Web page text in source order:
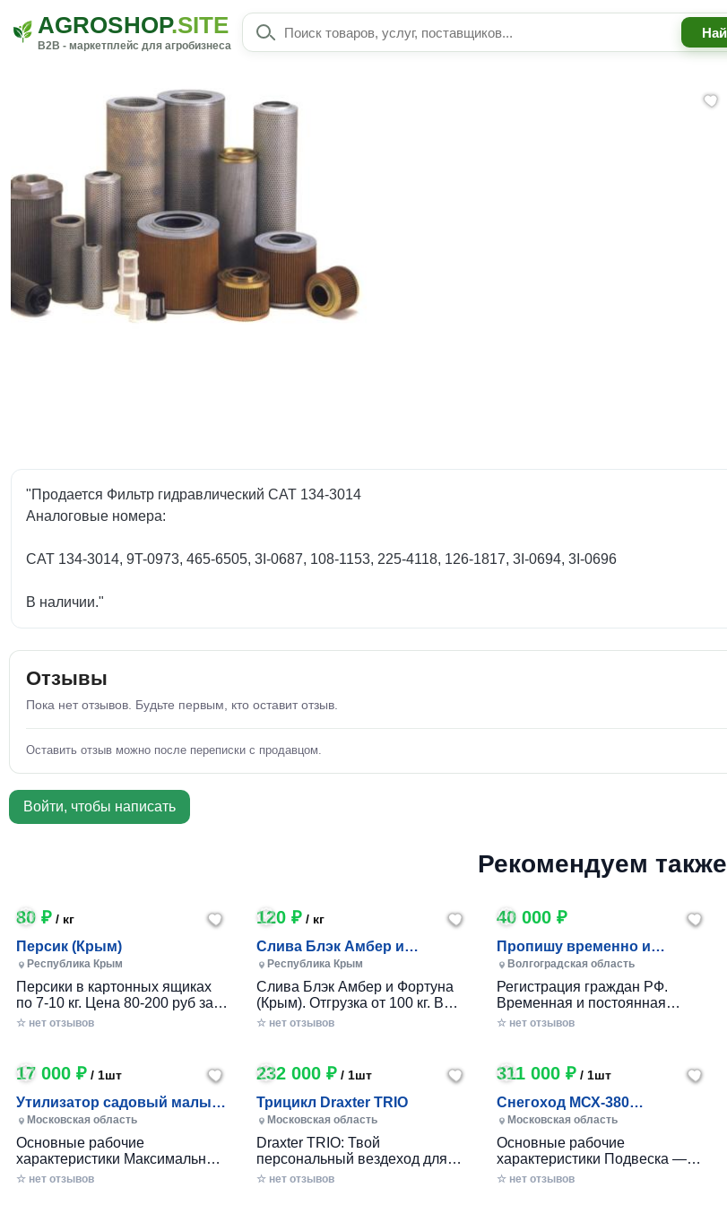
AGROSHOP.SITE
B2B - маркетплейс для агробизнеса
"Продается Фильтр гидравлический CAT 134-3014
Аналоговые номера:
CAT 134-3014, 9T-0973, 465-6505, 3I-0687, 108-1153, 225-4118, 126-1817, 3I-0694, 3I-0696
В наличии."
Отзывы
Пока нет отзывов. Будьте первым, кто оставит отзыв.
Оставить отзыв можно после переписки с продавцом.
Войти, чтобы написать
Рекомендуем также
80 ₽ / кг
Персик (Крым)
Республика Крым
Персики в картонных ящиках
по 7-10 кг. Цена 80-200 руб за 1
кг в зависимости от размера и
☆ нет отзывов
120 ₽/ кг
Слива Блэк Амбер и
Фортуна (Крым)
Республика Крым
Слива Блэк Амбер и Фортуна
(Крым). Отгрузка от 100 кг. В
картонном ящике по 7-10 кг.
☆ нет отзывов
40 000 ₽
Пропишу временно и
постоянно в Волжском
Волгоградская область
Регистрация граждан РФ.
Временная и постоянная
официально через мфц.
☆ нет отзывов
17 000 ₽ / 1шт
Утилизатор садовый малый
(УСМ)
Московская область
Основные рабочие
характеристики Максимальный
размер переработки
☆ нет отзывов
232 000 ₽/ 1шт
Трицикл Draxter TRIO
Московская область
Draxter TRIO: Твой
персональный вездеход для
приключений и развлечений!
☆ нет отзывов
311 000 ₽/ 1шт
Снегоход МСХ-380
(20л.с.-11А-РС, Вариатор,
Long (П
Московская область
Основные рабочие
характеристики Подвеска —
Катковая Максимальная
☆ нет отзывов